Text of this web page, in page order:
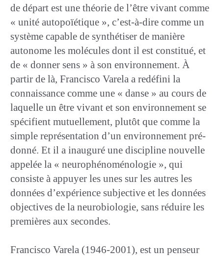
de départ est une théorie de l’être vivant comme
« unité autopoïétique », c’est-à-dire comme un
système capable de synthétiser de manière
autonome les molécules dont il est constitué, et
de « donner sens » à son environnement. À
partir de là, Francisco Varela a redéfini la
connaissance comme une « danse » au cours de
laquelle un être vivant et son environnement se
spécifient mutuellement, plutôt que comme la
simple représentation d’un environnement pré-
donné. Et il a inauguré une discipline nouvelle
appelée la « neurophénoménologie », qui
consiste à appuyer les unes sur les autres les
données d’expérience subjective et les données
objectives de la neurobiologie, sans réduire les
premières aux secondes.
Francisco Varela (1946-2001), est un penseur